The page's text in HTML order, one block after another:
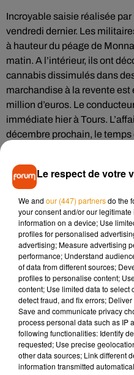
Incroyable saisie réalisée
vendredi dernier. Les
à hauteur du péage de
matin. A l’intérieur, ils ont
cannabis dissimulés dans
marchandise à la revente est
million d’euros. Le
immédiate hier à Tours.
décembre prochain, le temps
Belle saisie pour l'EDSR de
100 kg d'herbe de cannabis
vendredi matin à bord de
Madrid, le conducteur est
jugement début décembre.
— Gendarmerie d'Indre-et-
November 12, 2019
Musique
Le respect de votre
We and our (447) partnersdo the
your consent and/or our
information on a device; Use
profiles for personalised
advertising; Measure advertising
performance; Understand
of data from different sources;
profiles to personalise content;
content; Use limited data to select
detect fraud, and fix errors;
Save and communicate privacy
process personal data such as IP
following functionalities: Identify
requested; Use precise
other data sources; Link different
information transmitted